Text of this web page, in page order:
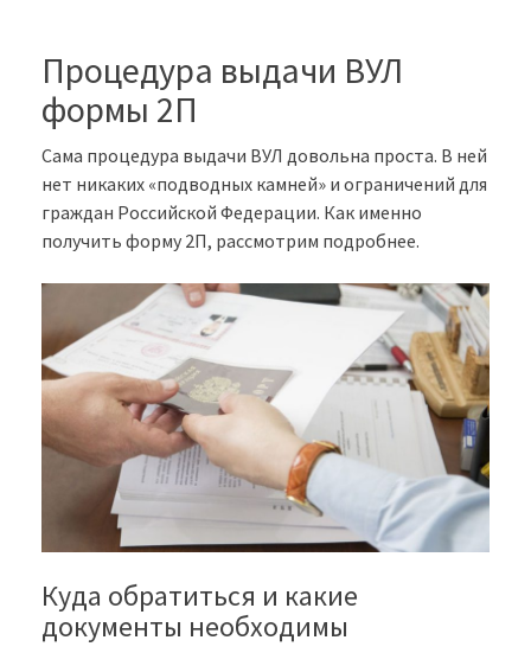
Процедура выдачи ВУЛ
формы 2П
Сама процедура выдачи ВУЛ довольна проста. В ней
нет никаких «подводных камней» и ограничений для
граждан Российской Федерации. Как именно
получить форму 2П, рассмотрим подробнее.
Куда обратиться и какие
документы необходимы